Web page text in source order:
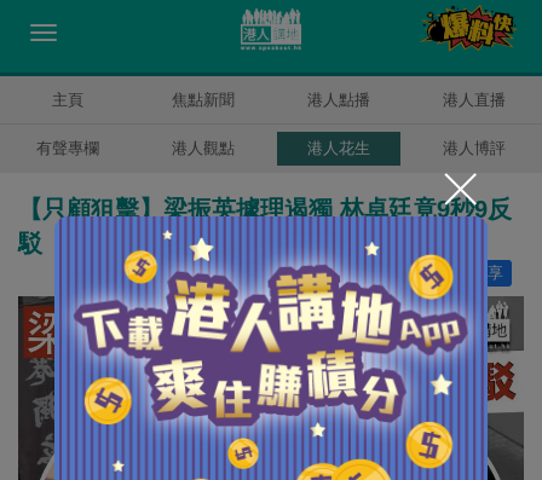
主頁 焦點新聞 港人點播 港人直播
有聲專欄 港人觀點 港人花生 港人博評
【只顧狙擊】梁振英據理遏獨 林卓廷竟9秒9反
駁
分享
讚好 0